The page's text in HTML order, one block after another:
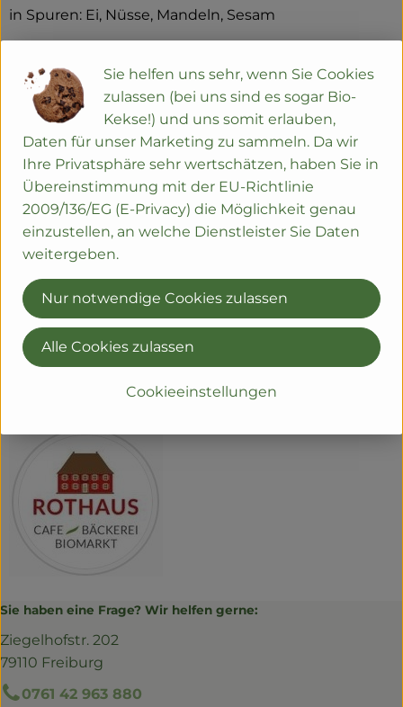
in Spuren: Ei, Nüsse, Mandeln, Sesam
Anbau
Zutaten mit ** sind aus BIOLAND Anbau
Vegan und Laktosefrei
Produktinformationen
Herkunft
Hersteller: Rothaus Hofbäckerei
Sie haben eine Frage? Wir helfen gerne:
Ziegelhofstr. 202
79110 Freiburg
0761 42 963 880
Sie helfen uns sehr, wenn Sie Cookies
zulassen (bei uns sind es sogar Bio-
Kekse!) und uns somit erlauben,
Daten für unser Marketing zu sammeln. Da wir
Ihre Privatsphäre sehr wertschätzen, haben Sie in
Übereinstimmung mit der EU-Richtlinie
2009/136/EG (E-Privacy) die Möglichkeit genau
einzustellen, an welche Dienstleister Sie Daten
weitergeben.
Cookieeinstellungen
Nur notwendige Cookies zulassen
Alle Cookies zulassen